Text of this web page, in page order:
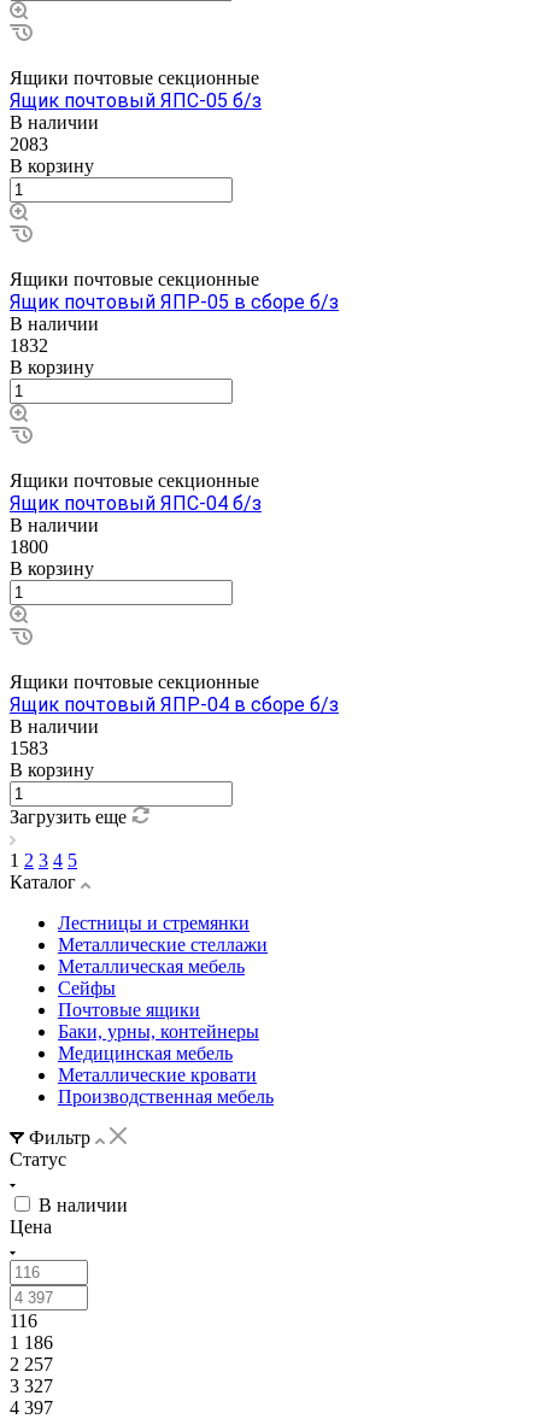
Ящики почтовые секционные
Ящик почтовый ЯПС-05 б/з
В наличии
2083
В корзину
Ящики почтовые секционные
Ящик почтовый ЯПР-05 в сборе б/з
В наличии
1832
В корзину
Ящики почтовые секционные
Ящик почтовый ЯПС-04 б/з
В наличии
1800
В корзину
Ящики почтовые секционные
Ящик почтовый ЯПР-04 в сборе б/з
В наличии
1583
В корзину
Загрузить еще
1 2 3 4 5
Каталог
Лестницы и стремянки
Металлические стеллажи
Металлическая мебель
Сейфы
Почтовые ящики
Баки, урны, контейнеры
Медицинская мебель
Металлические кровати
Производственная мебель
Фильтр
Статус
В наличии
Цена
116
1 186
2 257
3 327
4 397